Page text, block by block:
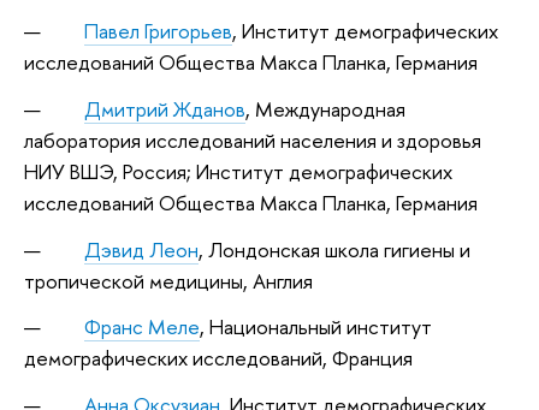
Павел Григорьев, Институт демографических
исследований Общества Макса Планка, Германия
Дмитрий Жданов, Международная
лаборатория исследований населения и здоровья
НИУ ВШЭ, Россия; Институт демографических
исследований Общества Макса Планка, Германия
Дэвид Леон, Лондонская школа гигиены и
тропической медицины, Англия
Франс Меле, Национальный институт
демографических исследований, Франция